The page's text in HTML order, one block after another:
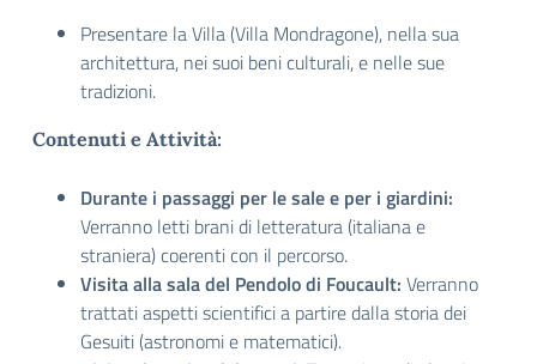
Presentare la Villa (Villa Mondragone), nella sua
architettura, nei suoi beni culturali, e nelle sue
tradizioni.
Contenuti e Attività:
Durante i passaggi per le sale e per i giardini:
Verranno letti brani di letteratura (italiana e
straniera) coerenti con il percorso.
Visita alla sala del Pendolo di Foucault: Verranno
trattati aspetti scientifici a partire dalla storia dei
Gesuiti (astronomi e matematici).